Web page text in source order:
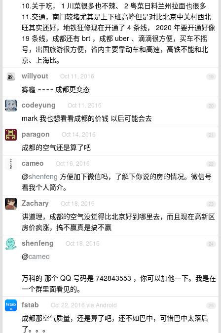
10.关于吃， 1 川菜很多也不辣、 2 粤菜日料兰州拉面也很多
11.交通，南门较堵尤其是上下班高峰但是对比北京中关村西北
旺其实还好，地铁狂修现在开通了 4 条线， 2020 年要开通好像
19 条线，成都还有 brt ，成都 uber 、滴滴很方便，买车不摇
号，出国旅游很方便，省内主要靠动车和高速，高铁不能和北
京、上海比。
19
willyout Oct 11, 2016
雾霾 ~~~~ 成都更变态
20
codeyung Oct 11, 2016
mark 我也想看看成都的价钱 以后可能会去
21
paragon Oct 14, 2016
成都的空气还是算了吧
22
cameo Oct 16, 2016
@shenfeng 方便加下微信吗，了解下你说的房的情况。微信号
看我个人简介。
23
Zachary Oct 18, 2016
讲道理，成都的空气没觉得比北京好到哪里去，而且现在高新区
房价疯涨，搞不赢真是搞不赢
24
shenfeng Oct 18, 2016
@cameo
万科的 那个 QQ 号码是 742843553 ，你可以加他一下。我是在
一个群里面看见的。
25
fstab Oct 22, 2016 via Android
成都那空气质量，还是算了吧，还不如巴中，可惜巴中太落后
了。。。